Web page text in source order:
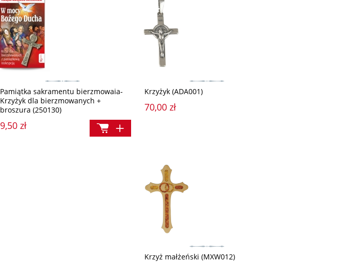
Pamiątka sakramentu bierzmowaia-
Krzyżyk dla bierzmowanych +
broszura (250130)
9,50 zł
Krzyżyk (ADA001)
70,00 zł
Krzyż małżeński (MXW012)